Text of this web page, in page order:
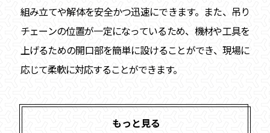
組み立てや解体を安全かつ迅速にできます。また、吊り
チェーンの位置が一定になっているため、機材や工具を
上げるための開口部を簡単に設けることができ、現場に
応じて柔軟に対応することができます。
もっと見る